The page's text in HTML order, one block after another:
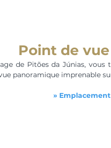
Point de
de Pitões da Júnias,
panoramique imprenable
»